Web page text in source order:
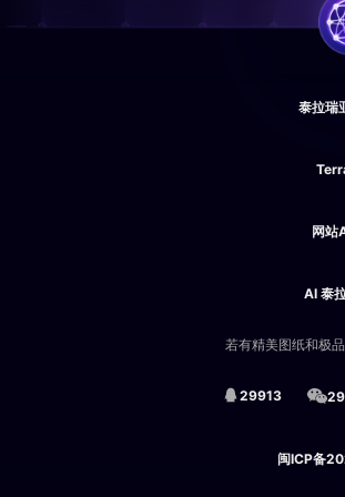
泰拉瑞
网站
AI 泰
若有精美图纸和极
29913
闽ICP备